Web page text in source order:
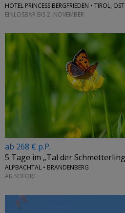
HOTEL PRINCESS BERGFRIEDEN • TIROL,
EINLÖSBAR BIS 2. NOVEMBER
ab 268 € p.P.
5 Tage im „Tal der
ALPBACHTAL • BRANDENBERG
AB SOFORT